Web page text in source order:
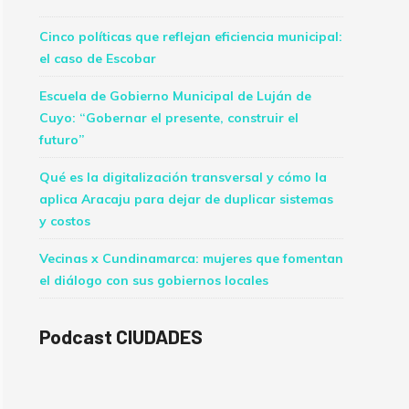
Cinco políticas que reflejan eficiencia municipal:
el caso de Escobar
Escuela de Gobierno Municipal de Luján de
Cuyo: “Gobernar el presente, construir el
futuro”
Qué es la digitalización transversal y cómo la
aplica Aracaju para dejar de duplicar sistemas
y costos
Vecinas x Cundinamarca: mujeres que fomentan
el diálogo con sus gobiernos locales
Podcast CIUDADES